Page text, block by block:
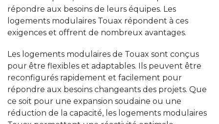
répondre aux besoins de leurs équipes. Les
logements modulaires Touax répondent à ces
exigences et offrent de nombreux avantages.
Les logements modulaires de Touax sont conçus
pour être flexibles et adaptables. Ils peuvent être
reconfigurés rapidement et facilement pour
répondre aux besoins changeants des projets. Que
ce soit pour une expansion soudaine ou une
réduction de la capacité, les logements modulaires